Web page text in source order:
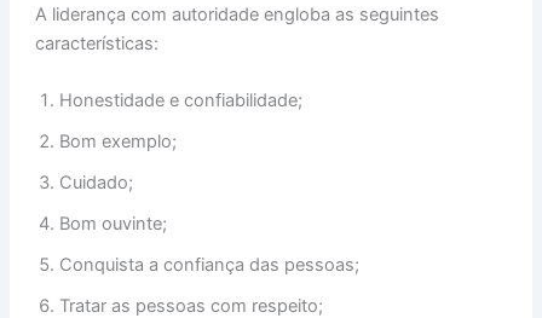
A liderança com autoridade engloba as seguintes
características:
Honestidade e confiabilidade;
Bom exemplo;
Cuidado;
Bom ouvinte;
Conquista a confiança das pessoas;
Tratar as pessoas com respeito;